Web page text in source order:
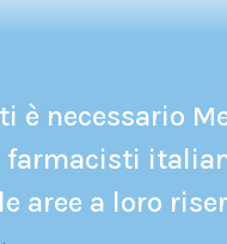
è necessario
aree a loro